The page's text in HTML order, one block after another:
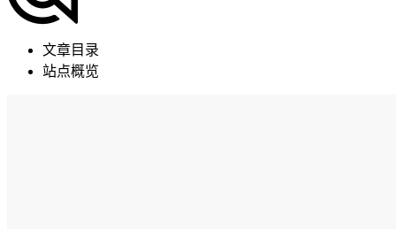
文章目录
站点概览